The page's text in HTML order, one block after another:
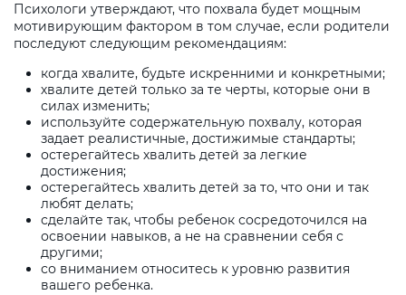
Психологи утверждают, что похвала будет мощным
мотивирующим фактором в том случае, если родители
последуют следующим рекомендациям:
когда хвалите, будьте искренними и конкретными;
хвалите детей только за те черты, которые они в
силах изменить;
используйте содержательную похвалу, которая
задает реалистичные, достижимые стандарты;
остерегайтесь хвалить детей за легкие
достижения;
остерегайтесь хвалить детей за то, что они и так
любят делать;
сделайте так, чтобы ребенок сосредоточился на
освоении навыков, а не на сравнении себя с
другими;
со вниманием относитесь к уровню развития
вашего ребенка.